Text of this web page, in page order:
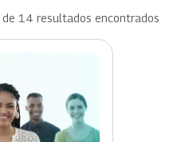
de 14 resultados encontrados